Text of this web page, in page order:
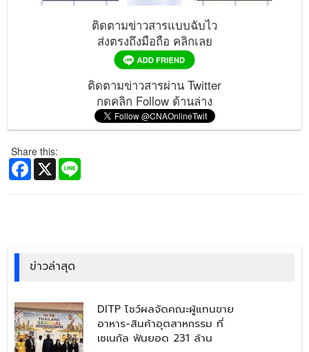
ติดตามข่าวสารแบบฉับไว
ส่งตรงถึงมือถือ คลิกเลย
ติดตามข่าวสารผ่าน Twitter
กดคลิก Follow ด้านล่าง
Share this:
Facebook
X
ข่าวล่าสุด
​DITP โชว์ผลจัดคณะผู้แทนขาย
อาหาร-สินค้าอุตสาหกรรม ที่
เซเนกัล ฟันยอด 231 ล้าน